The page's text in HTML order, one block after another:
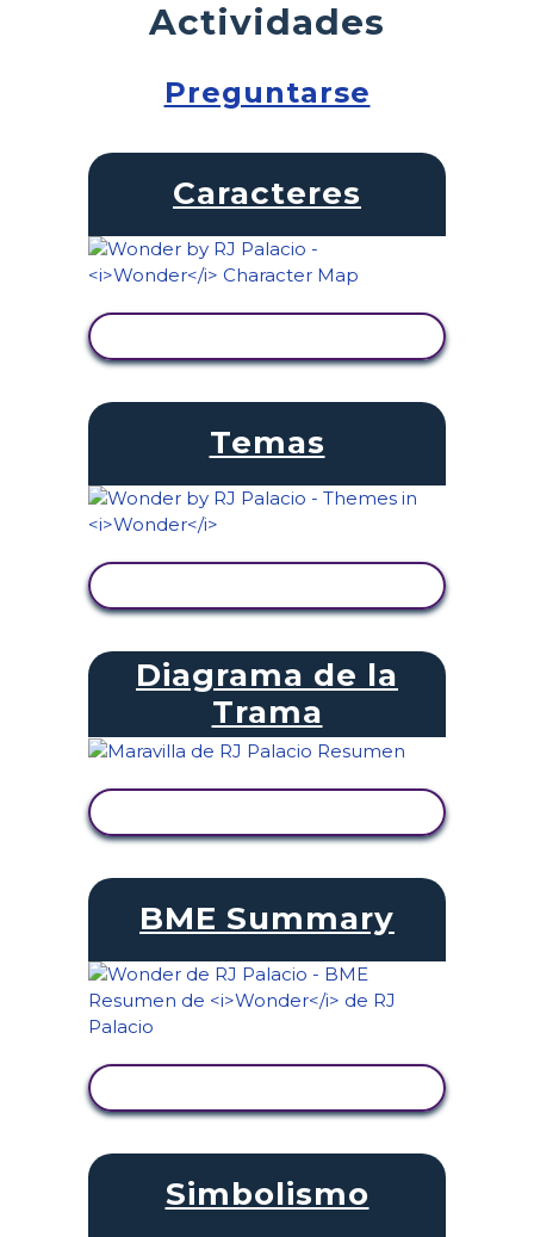
Actividades
Preguntarse
Caracteres
Temas
Diagrama de la
Trama
BME Summary
Simbolismo